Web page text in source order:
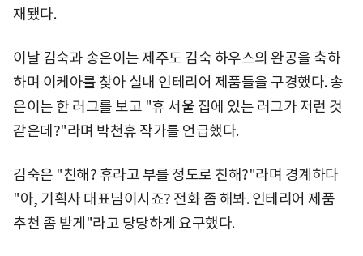
재됐다.
이날 김숙과 송은이는 제주도 김숙 하우스의 완공을 축하
하며 이케아를 찾아 실내 인테리어 제품들을 구경했다. 송
은이는 한 러그를 보고 "휴 서울 집에 있는 러그가 저런 것
같은데?"라며 박천휴 작가를 언급했다.
김숙은 "친해? 휴라고 부를 정도로 친해?"라며 경계하다
"아, 기획사 대표님이시죠? 전화 좀 해봐. 인테리어 제품
추천 좀 받게"라고 당당하게 요구했다.